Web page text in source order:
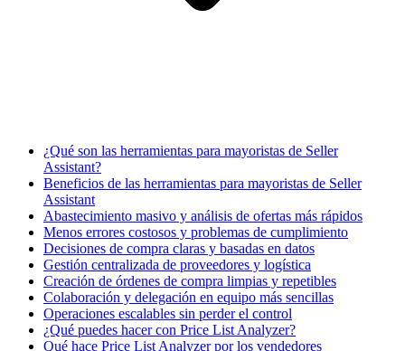
¿Qué son las herramientas para mayoristas de Seller
Assistant?
Beneficios de las herramientas para mayoristas de Seller
Assistant
Abastecimiento masivo y análisis de ofertas más rápidos
Menos errores costosos y problemas de cumplimiento
Decisiones de compra claras y basadas en datos
Gestión centralizada de proveedores y logística
Creación de órdenes de compra limpias y repetibles
Colaboración y delegación en equipo más sencillas
Operaciones escalables sin perder el control
¿Qué puedes hacer con Price List Analyzer?
Qué hace Price List Analyzer por los vendedores